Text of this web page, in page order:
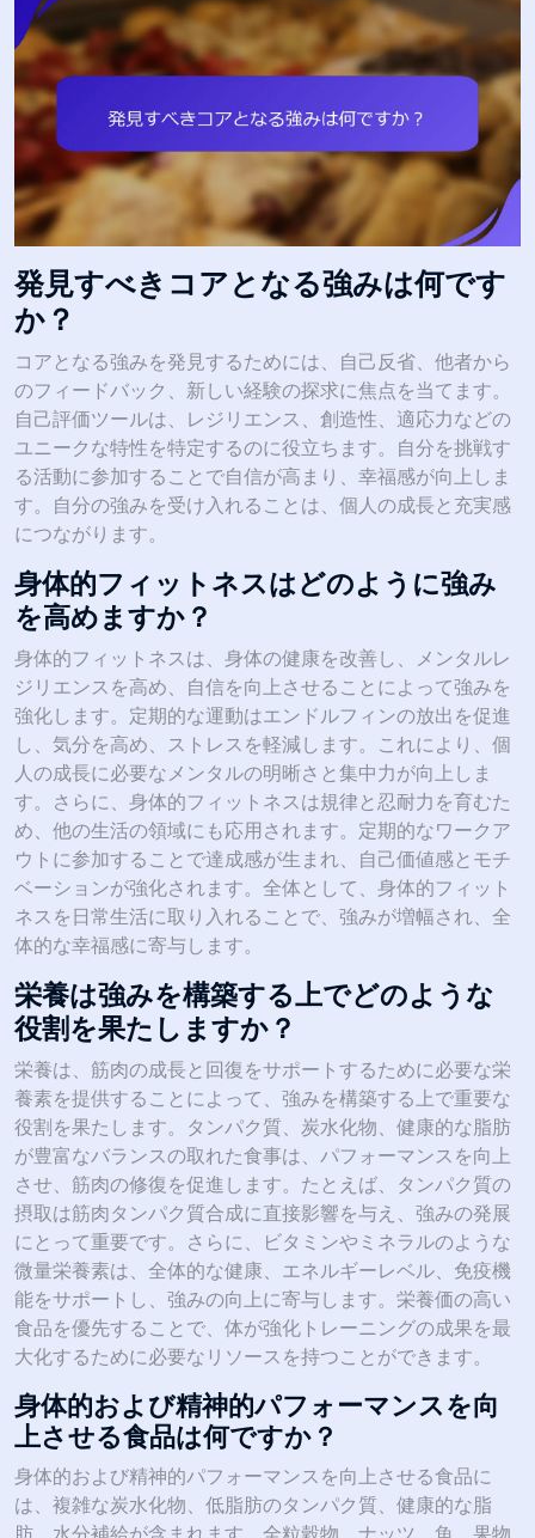
発見すべきコアとなる強みは何です
か？
コアとなる強みを発見するためには、自己反省、他者から
のフィードバック、新しい経験の探求に焦点を当てます。
自己評価ツールは、レジリエンス、創造性、適応力などの
ユニークな特性を特定するのに役立ちます。自分を挑戦す
る活動に参加することで自信が高まり、幸福感が向上しま
す。自分の強みを受け入れることは、個人の成長と充実感
につながります。
身体的フィットネスはどのように強み
を高めますか？
身体的フィットネスは、身体の健康を改善し、メンタルレ
ジリエンスを高め、自信を向上させることによって強みを
強化します。定期的な運動はエンドルフィンの放出を促進
し、気分を高め、ストレスを軽減します。これにより、個
人の成長に必要なメンタルの明晰さと集中力が向上しま
す。さらに、身体的フィットネスは規律と忍耐力を育むた
め、他の生活の領域にも応用されます。定期的なワークア
ウトに参加することで達成感が生まれ、自己価値感とモチ
ベーションが強化されます。全体として、身体的フィット
ネスを日常生活に取り入れることで、強みが増幅され、全
体的な幸福感に寄与します。
栄養は強みを構築する上でどのような
役割を果たしますか？
栄養は、筋肉の成長と回復をサポートするために必要な栄
養素を提供することによって、強みを構築する上で重要な
役割を果たします。タンパク質、炭水化物、健康的な脂肪
が豊富なバランスの取れた食事は、パフォーマンスを向上
させ、筋肉の修復を促進します。たとえば、タンパク質の
摂取は筋肉タンパク質合成に直接影響を与え、強みの発展
にとって重要です。さらに、ビタミンやミネラルのような
微量栄養素は、全体的な健康、エネルギーレベル、免疫機
能をサポートし、強みの向上に寄与します。栄養価の高い
食品を優先することで、体が強化トレーニングの成果を最
大化するために必要なリソースを持つことができます。
身体的および精神的パフォーマンスを向
上させる食品は何ですか？
身体的および精神的パフォーマンスを向上させる食品に
は、複雑な炭水化物、低脂肪のタンパク質、健康的な脂